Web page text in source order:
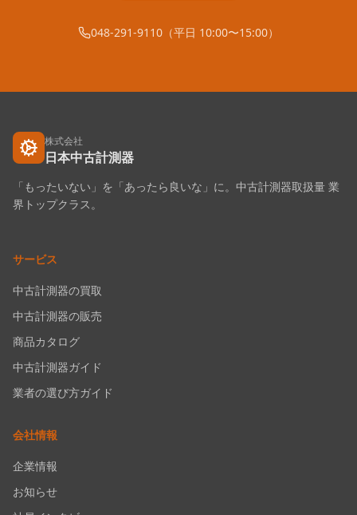
048-291-9110（平日 10:00〜15:00）
株式会社
日本中古計測器
「もったいない」を「あったら良いな」に。中古計測器取扱量 業
界トップクラス。
サービス
中古計測器の買取
中古計測器の販売
商品カタログ
中古計測器ガイド
業者の選び方ガイド
会社情報
企業情報
お知らせ